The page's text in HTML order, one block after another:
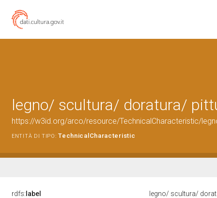
legno/ scultura/ doratura/
https://w3id.org/arco/resource/TechnicalCharacteristic/
ENTITÀ DI TIPO: TechnicalCharacteristic
rdfs: label legno/ scultura/